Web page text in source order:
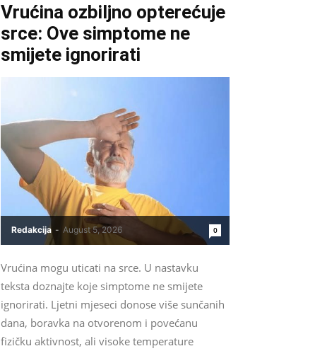
Vrućina ozbiljno opterećuje
srce: Ove simptome ne
smijete ignorirati
Redakcija - August 5, 2026 0
Vrućina mogu uticati na srce. U nastavku
teksta doznajte koje simptome ne smijete
ignorirati. Ljetni mjeseci donose više sunčanih
dana, boravka na otvorenom i povećanu
fizičku aktivnost, ali visoke temperature